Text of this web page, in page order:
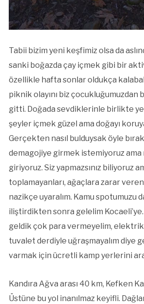
Tabii bizim yeni keşfimiz olsa da
sanki boğazda çay içmek gibi bir
özellikle hafta sonlar oldukça
piknik olayını biz çocukluğumuzdan
gitti. Doğada sevdiklerinle birlikte
şeyler içmek güzel ama doğayı
Gerçekten nasıl bulduysak öyle
demagojiye girmek istemiyoruz ama
giriyoruz. Siz yapmazsınız biliyoruz
toplamayanları, ağaçlara zarar
nazikçe uyaralım. Kamu spotumuzu
iliştirdikten sonra gelelim
geldik çok para vermeyelim,
tuvalet derdiyle uğraşmayalım diye
varmak için ücretli kamp yerlerini
Kandıra Ağva arası 40 km, Kefken
Üstüne bu yol inanılmaz keyifli.